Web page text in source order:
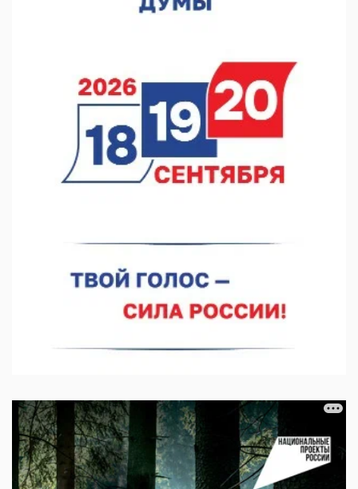
Городец подписал соглашения с Кара-Кулем и Токмоком
06.08.2026 16:18
В Нижнем Новгороде открыли фестиваль «Семья
Нижегородская»
06.08.2026 16:08